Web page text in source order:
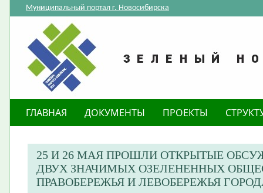
Муниципальный портал г. Новосибирска
ГЛАВНАЯ ДОКУМЕНТЫ ПРОЕКТЫ
25 И 26 МАЯ ПРОШЛИ ОТКРЫТЫЕ
ДВУХ ЗНАЧИМЫХ ОЗЕЛЕНЕННЫХ
ПРАВОБЕРЕЖЬЯ И ЛЕВОБЕРЕЖЬЯ